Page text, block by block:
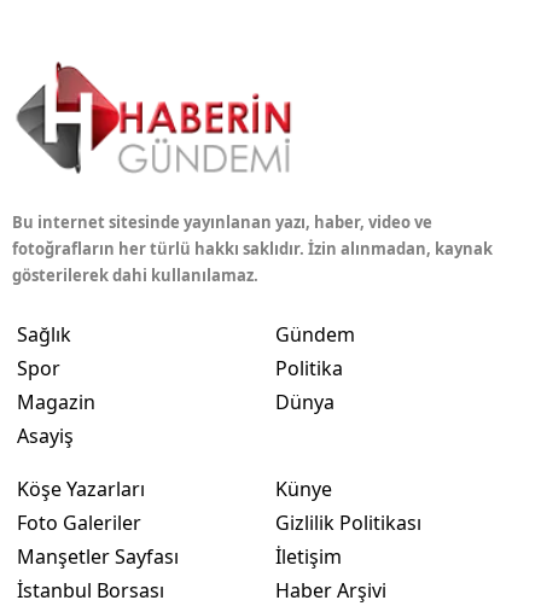
Bu internet sitesinde yayınlanan yazı, haber, video ve
fotoğrafların her türlü hakkı saklıdır. İzin alınmadan, kaynak
gösterilerek dahi kullanılamaz.
Sağlık
Spor
Magazin
Asayiş
Gündem
Politika
Dünya
Köşe Yazarları
Foto Galeriler
Manşetler Sayfası
İstanbul Borsası
Künye
Gizlilik Politikası
İletişim
Haber Arşivi